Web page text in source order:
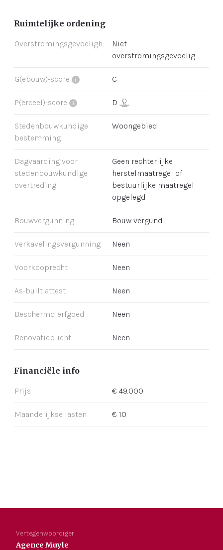
Ruimtelijke ordening
Niet
overstromingsgevoelig
G(ebouw)-score C
P(erceel)-score D
Stedenbouwkundige
bestemming
Woongebied
Dagvaarding voor
stedenbouwkundige
overtreding
Geen rechterlijke
herstelmaatregel of
bestuurlijke maatregel
opgelegd
Bouwvergunning Bouw vergund
Verkavelingsvergunning Neen
Voorkooprecht Neen
As-built attest Neen
Beschermd erfgoed Neen
Renovatieplicht Neen
Financiële info
Prijs € 49.000
Maandelijkse lasten € 10
Vertegenwoordiger
Agence Muyle